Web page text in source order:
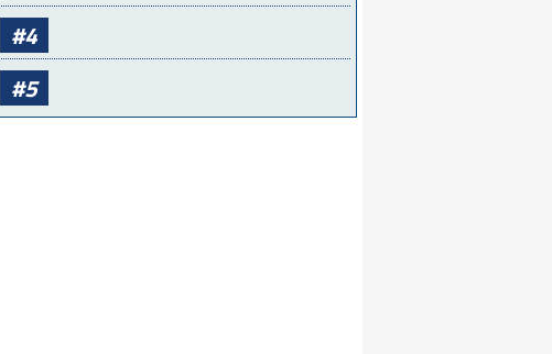
#4
#5